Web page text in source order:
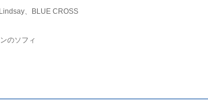
、BLUE CROSS
のソフィ